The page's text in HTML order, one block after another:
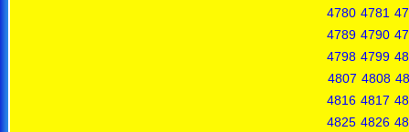
4780 4781
4789 4790
4798 4799
4807 4808
4816 4817
4825 4826